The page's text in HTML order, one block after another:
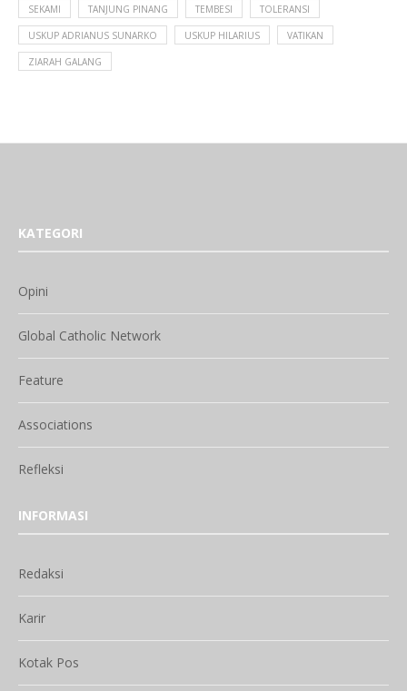
SEKAMI TANJUNG PINANG TEMBESI TOLERANSI
USKUP ADRIANUS SUNARKO USKUP HILARIUS VATIKAN
ZIARAH GALANG
KATEGORI
Opini
Global Catholic Network
Feature
Associations
Refleksi
INFORMASI
Redaksi
Karir
Kotak Pos